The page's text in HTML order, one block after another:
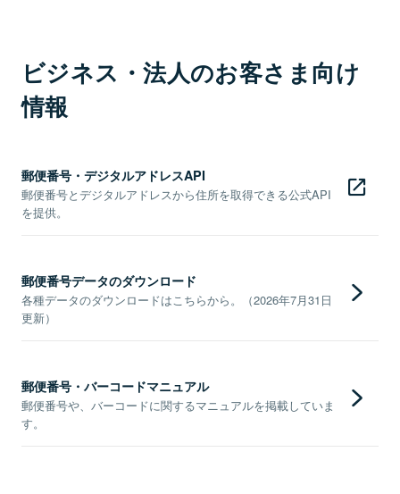
ビジネス・法人のお客さま向け
情報
郵便番号・デジタルアドレスAPI
郵便番号とデジタルアドレスから住所を取得できる公式API
を提供。
郵便番号データのダウンロード
各種データのダウンロードはこちらから。（2026年7月31日
更新）
郵便番号・バーコードマニュアル
郵便番号や、バーコードに関するマニュアルを掲載していま
す。